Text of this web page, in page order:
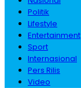
Politik
Lifestyle
Entertainment
Sport
Internasional
Pers Rilis
Video